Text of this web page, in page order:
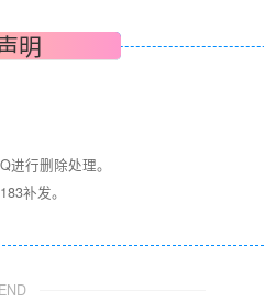
明
行删除处理。
补发。